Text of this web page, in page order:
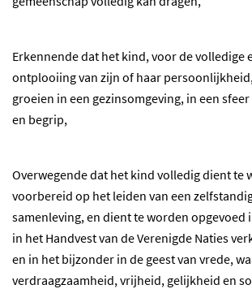
Erkennende dat het kind, voor de volledige
ontplooiing van zijn of haar
groeien in een gezinsomgeving, in een
en begrip,
Overwegende dat het kind volledig dient te
voorbereid op het leiden van een
samenleving, en dient te worden opgevoed
in het Handvest van de Verenigde Naties
en in het bijzonder in de geest van vrede,
verdraagzaamheid, vrijheid, gelijkheid en